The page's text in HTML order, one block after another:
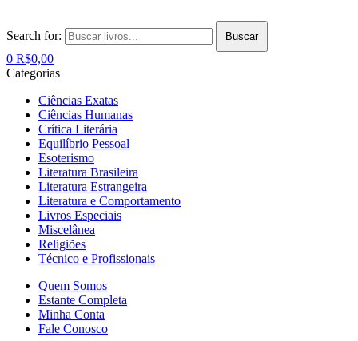
Search for: Buscar
0 R$0,00
Categorias
Ciências Exatas
Ciências Humanas
Crítica Literária
Equilíbrio Pessoal
Esoterismo
Literatura Brasileira
Literatura Estrangeira
Literatura e Comportamento
Livros Especiais
Miscelânea
Religiões
Técnico e Profissionais
Quem Somos
Estante Completa
Minha Conta
Fale Conosco